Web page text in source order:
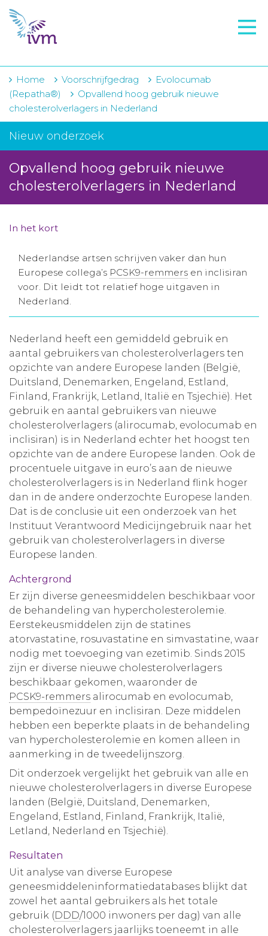
VMI
FTO voorbereiding
IVM-academie
Zorginstellingen
Projecten
Over IVM
Actueel
Contact
Winkelwagentje
Aanmelden nieuwsbrief
Toegang leeromgeving
Home Voorschrijfgedrag
Evolocumab
(Repatha®)
Opvallend hoog gebruik nieuwe
cholesterolverlagers in Nederland
Nieuw onderzoek
Opvallend hoog gebruik nieuwe
cholesterolverlagers in Nederland
In het kort
Nederlandse artsen schrijven vaker dan hun
Europese collega’s PCSK9-remmers en inclisiran
voor. Dit leidt tot relatief hoge uitgaven in
Nederland.
Nederland heeft een gemiddeld gebruik en
aantal gebruikers van cholesterolverlagers ten
opzichte van andere Europese landen (België,
Duitsland, Denemarken, Engeland, Estland,
Finland, Frankrijk, Letland, Italië en Tsjechië). Het
gebruik en aantal gebruikers van nieuwe
cholesterolverlagers (alirocumab, evolocumab en
inclisiran) is in Nederland echter het hoogst ten
opzichte van de andere Europese landen. Ook de
procentuele uitgave in euro’s aan de nieuwe
cholesterolverlagers is in Nederland flink hoger
dan in de andere onderzochte Europese landen.
Dat is de conclusie uit een onderzoek van het
Instituut Verantwoord Medicijngebruik naar het
gebruik van cholesterolverlagers in diverse
Europese landen.
Achtergrond
Er zijn diverse geneesmiddelen beschikbaar voor
de behandeling van hypercholesterolemie.
Eerstekeusmiddelen zijn de statines
atorvastatine, rosuvastatine en simvastatine, waar
nodig met toevoeging van ezetimib. Sinds 2015
zijn er diverse nieuwe cholesterolverlagers
beschikbaar gekomen, waaronder de
PCSK9-remmers alirocumab en evolocumab,
bempedoïnezuur en inclisiran. Deze middelen
hebben een beperkte plaats in de behandeling
van hypercholesterolemie en komen alleen in
aanmerking in de tweedelijnszorg.
Dit onderzoek vergelijkt het gebruik van alle en
nieuwe cholesterolverlagers in diverse Europese
landen (België, Duitsland, Denemarken,
Engeland, Estland, Finland, Frankrijk, Italië,
Letland, Nederland en Tsjechië).
Resultaten
Uit analyse van diverse Europese
geneesmiddeleninformatiedatabases blijkt dat
zowel het aantal gebruikers als het totale
gebruik (DDD/1000 inwoners per dag) van alle
cholesterolverlagers jaarlijks toeneemt in alle